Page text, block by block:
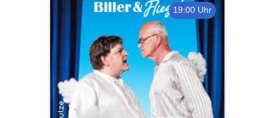
19:00 Uhr